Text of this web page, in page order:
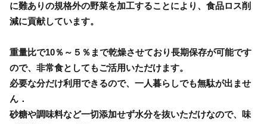
に難ありの規格外の野菜を加工することにより、食品ロス削
減に貢献しています。
重量比で10％～５％まで乾燥させており長期保存が可能です
ので、非常食としてもご活用いただけます。
必要な分だけ利用できるので、一人暮らしでも無駄が出ませ
ん．
砂糖や調味料など一切添加せず水分を抜いただけなので、味